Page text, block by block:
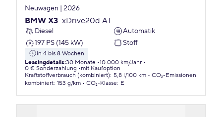
Neuwagen | 2026
BMW X3 xDrive20d AT
Diesel
Automatik
197 PS (145 kW)
Stoff
in 4 bis 8 Wochen
Leasingdetails:30 Monate 10.000 km/Jahr
0 € Sonderzahlung
mit Kaufoption
Kraftstoffverbrauch (kombiniert): 5,8 l/100 km
CO₂-Emissionen
kombiniert: 153 g/km CO₂-Klasse: E